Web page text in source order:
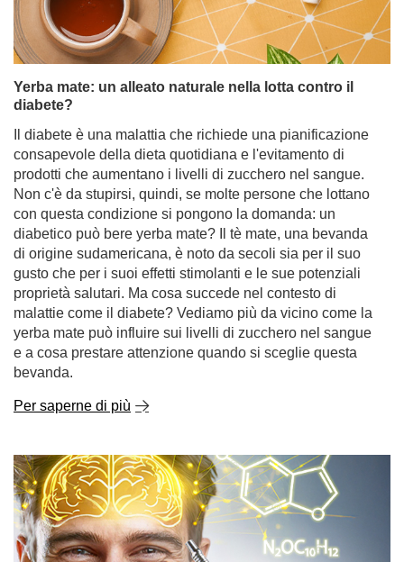
Yerba mate: un alleato naturale nella lotta contro il
diabete?
Il diabete è una malattia che richiede una pianificazione
consapevole della dieta quotidiana e l'evitamento di
prodotti che aumentano i livelli di zucchero nel sangue.
Non c'è da stupirsi, quindi, se molte persone che lottano
con questa condizione si pongono la domanda: un
diabetico può bere yerba mate? Il tè mate, una bevanda
di origine sudamericana, è noto da secoli sia per il suo
gusto che per i suoi effetti stimolanti e le sue potenziali
proprietà salutari. Ma cosa succede nel contesto di
malattie come il diabete? Vediamo più da vicino come la
yerba mate può influire sui livelli di zucchero nel sangue
e a cosa prestare attenzione quando si sceglie questa
bevanda.
Per saperne di più